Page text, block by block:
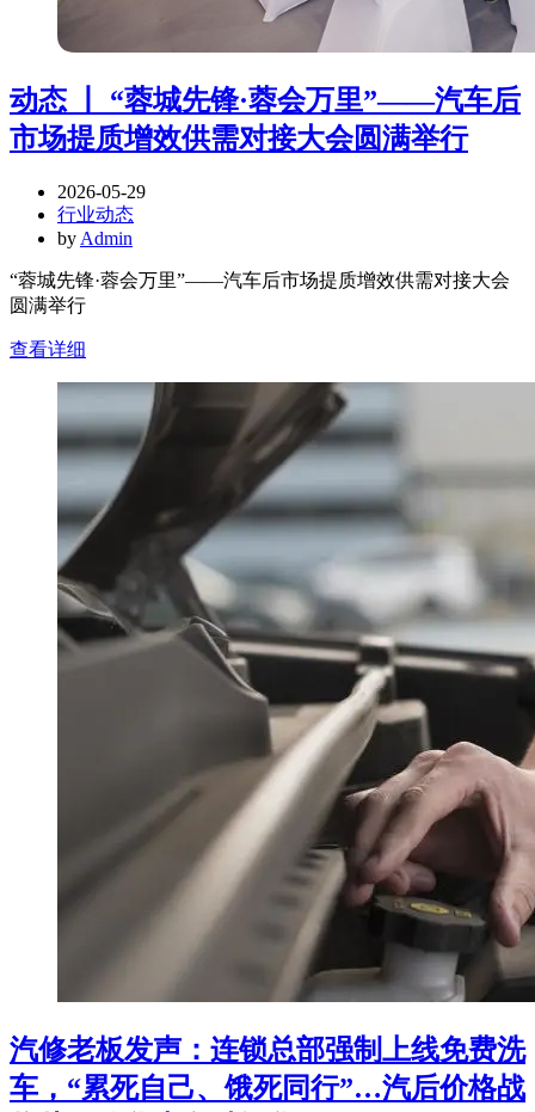
动态 丨 “蓉城先锋·蓉会万里”——汽车后
市场提质增效供需对接大会圆满举行
2026-05-29
行业动态
by Admin
“蓉城先锋·蓉会万里”——汽车后市场提质增效供需对接大会
圆满举行
查看详细
汽修老板发声：连锁总部强制上线免费洗
车，“累死自己、饿死同行”…汽后价格战